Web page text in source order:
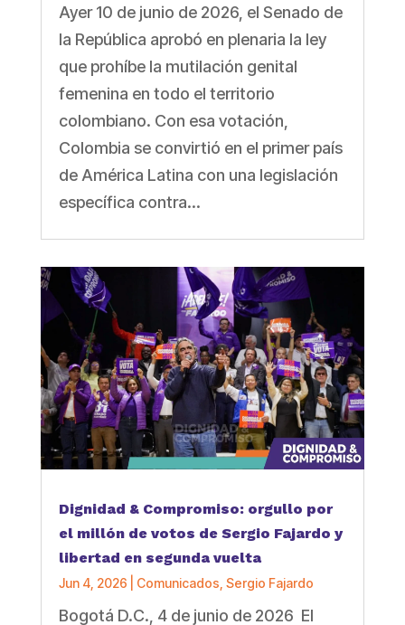
Ayer 10 de junio de 2026, el Senado de
la República aprobó en plenaria la ley
que prohíbe la mutilación genital
femenina en todo el territorio
colombiano. Con esa votación,
Colombia se convirtió en el primer país
de América Latina con una legislación
específica contra...
Dignidad & Compromiso: orgullo por
el millón de votos de Sergio Fajardo y
libertad en segunda vuelta
Jun 4, 2026 Comunicados Sergio Fajardo
Bogotá D.C., 4 de junio de 2026 El